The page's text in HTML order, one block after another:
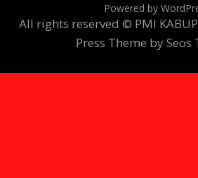
Powered by
All rights reserved © PMI
Press Theme by Seos